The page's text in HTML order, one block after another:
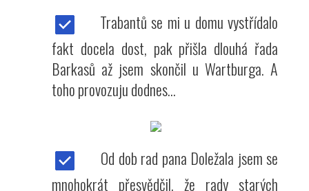
Trabantů se mi u domu vystřídalo
fakt docela dost, pak přišla dlouhá řada
Barkasů až jsem skončil u Wartburga. A
toho provozuju dodnes...
Od dob rad pana Doležala jsem se
mnohokrát přesvědčil, že rady starých